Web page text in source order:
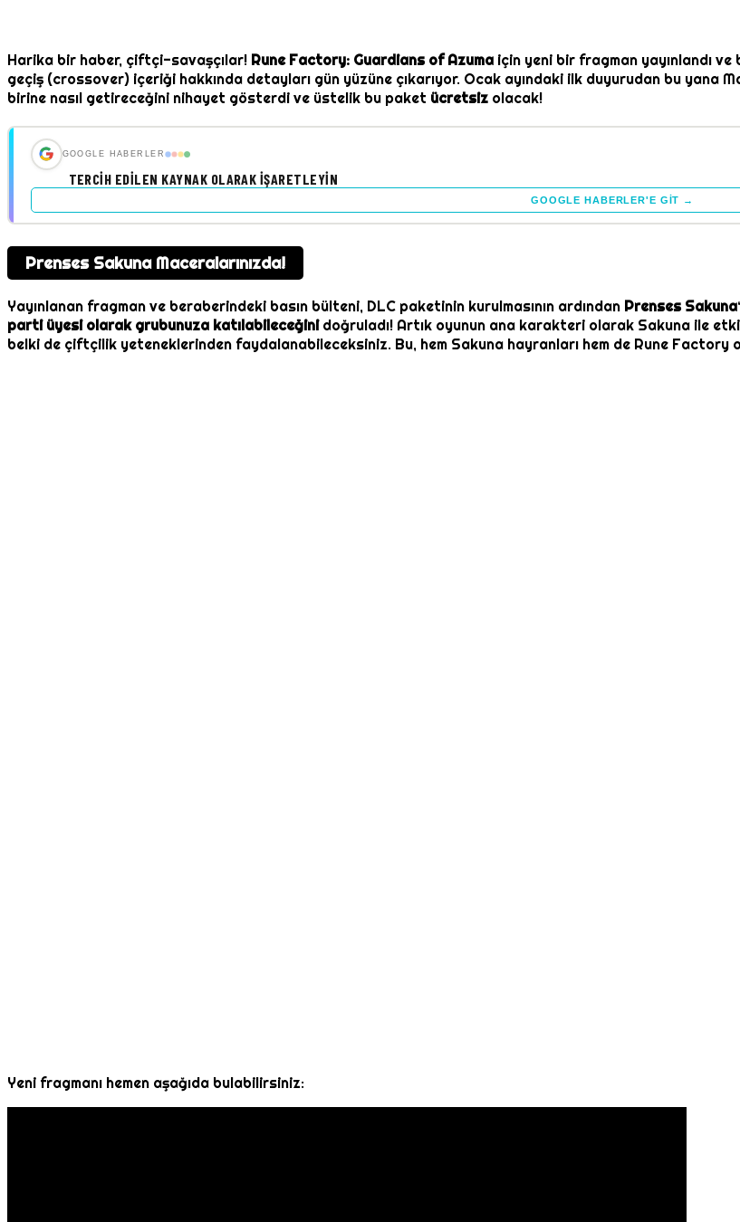
Harika bir haber, çiftçi-savaşçılar! Rune Factory: Guardians of Azuma için yeni bir fragman yayınlandı ve
geçiş (crossover) içeriği hakkında detayları gün yüzüne çıkarıyor. Ocak ayındaki ilk duyurudan bu yana
birine nasıl getireceğini nihayet gösterdi ve üstelik bu paket ücretsiz olacak!
GOOGLE HABERLER
TERCIH EDILEN KAYNAK OLARAK İŞARETLEYIN
GOOGLE HABERLER'E GIT →
Prenses Sakuna Maceralarınızda!
Yayınlanan fragman ve beraberindeki basın bülteni, DLC paketinin kurulmasının ardından Prenses Sakuna
parti üyesi olarak grubunuza katılabileceğinidoğruladı! Artık oyunun ana karakteri olarak Sakuna ile
belki de çiftçilik yeteneklerinden faydalanabileceksiniz. Bu, hem Sakuna hayranları hem de Rune Factory
Yeni fragmanı hemen aşağıda bulabilirsiniz: